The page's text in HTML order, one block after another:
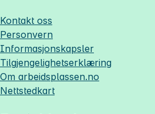
Kontakt oss
Personvern
Informasjonskapsler
Tilgjengelighetserklæring
Om arbeidsplassen.no
Nettstedkart